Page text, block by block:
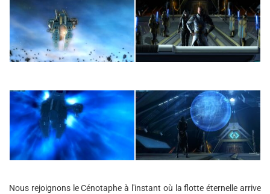
Nous rejoignons le Cénotaphe à l'instant où la flotte éternelle arrive